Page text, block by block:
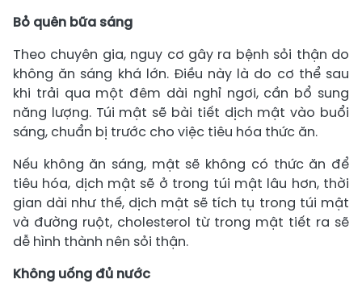
Bỏ quên bữa sáng
Theo chuyên gia, nguy cơ gây ra bệnh sỏi thận do
không ăn sáng khá lớn. Điều này là do cơ thể sau
khi trải qua một đêm dài nghỉ ngơi, cần bổ sung
năng lượng. Túi mật sẽ bài tiết dịch mật vào buổi
sáng, chuẩn bị trước cho việc tiêu hóa thức ăn.
Nếu không ăn sáng, mật sẽ không có thức ăn để
tiêu hóa, dịch mật sẽ ở trong túi mật lâu hơn, thời
gian dài như thế, dịch mật sẽ tích tụ trong túi mật
và đường ruột, cholesterol từ trong mật tiết ra sẽ
dễ hình thành nên sỏi thận.
Không uống đủ nước